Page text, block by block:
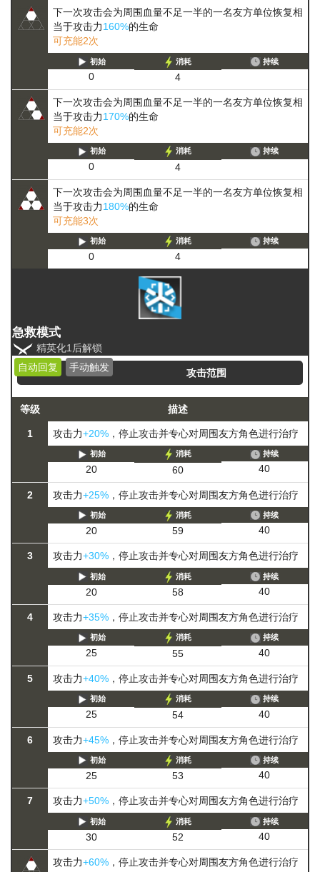
下一次攻击会为周围血量不足一半的一名友方单位恢复相
当于攻击力160%的生命
可充能2次
初始
0
消耗
4
持续
下一次攻击会为周围血量不足一半的一名友方单位恢复相
当于攻击力170%的生命
可充能2次
初始
0
消耗
4
持续
下一次攻击会为周围血量不足一半的一名友方单位恢复相
当于攻击力180%的生命
可充能3次
初始
0
消耗
4
持续
急救模式
精英化1后解锁
自动回复
手动触发 攻击范围
等级 描述
1 攻击力+20% ，停止攻击并专心对周围友方角色进行治疗
初始
20
消耗
60
持续
40
2 攻击力+25% ，停止攻击并专心对周围友方角色进行治疗
初始
20
消耗
59
持续
40
3 攻击力+30% ，停止攻击并专心对周围友方角色进行治疗
初始
20
消耗
58
持续
40
4 攻击力+35% ，停止攻击并专心对周围友方角色进行治疗
初始
25
消耗
55
持续
40
5 攻击力+40% ，停止攻击并专心对周围友方角色进行治疗
初始
25
消耗
54
持续
40
6 攻击力+45% ，停止攻击并专心对周围友方角色进行治疗
初始
25
消耗
53
持续
40
7 攻击力+50% ，停止攻击并专心对周围友方角色进行治疗
初始
30
消耗
52
持续
40
攻击力+60% ，停止攻击并专心对周围友方角色进行治疗